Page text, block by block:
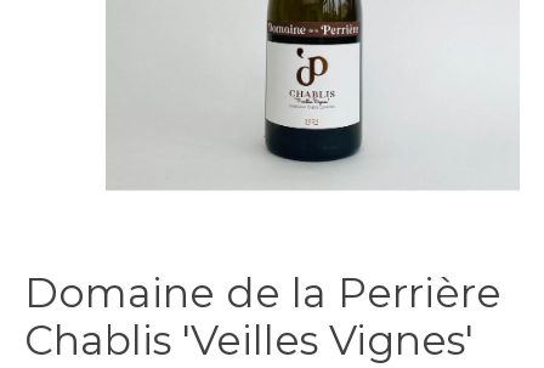
Domaine de la Perrière
Chablis 'Veilles Vignes'